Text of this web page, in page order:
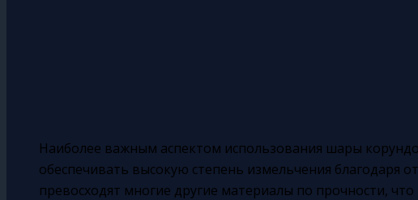
Наиболее важным аспектом использования шары
обеспечивать высокую степень измельчения благодаря
превосходят многие другие материалы по прочности, что